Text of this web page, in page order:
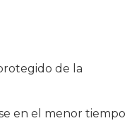
de la
en el menor tiempo